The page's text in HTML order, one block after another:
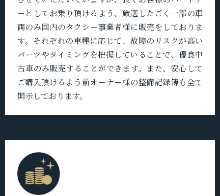
ーとしてお乗り頂けるよう、厳選したごく一部の車
両のみ国内のタクシー事業者様に販売をしておりま
す。それぞれの車種に応じて、故障のリスクが高い
パーツやタイミングを把握していることで、優良中
古車のみ販売することができます。また、安心して
ご購入頂けるよう前オーナー様の整備記録簿も全て
開示しております。